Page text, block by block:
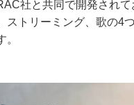
社と共同で開発され
ストリーミング、歌の4